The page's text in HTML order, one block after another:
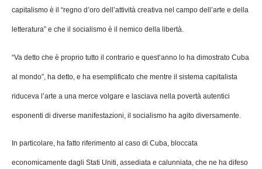
capitalismo è il “regno d’oro dell’attività creativa nel campo dell’arte e della
letteratura” e che il socialismo è il nemico della libertà.
“Va detto che è proprio tutto il contrario e quest’anno lo ha dimostrato Cuba
al mondo”, ha detto, e ha esemplificato che mentre il sistema capitalista
riduceva l’arte a una merce volgare e lasciava nella povertà autentici
esponenti di diverse manifestazioni, il socialismo ha agito diversamente.
In particolare, ha fatto riferimento al caso di Cuba, bloccata
economicamente dagli Stati Uniti, assediata e calunniata, che ne ha difeso